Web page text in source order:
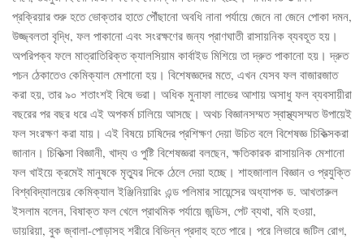
প্রক্রিয়ার শুরু হতে ভোক্তার হাতে পৌঁছানো অবধি নানা পর্যায়ে জেনে না জেনে পোকা দমন,
উজ্জ্বলতা বৃদ্ধি, ফল পাকানো এবং সংরক্ষণের জন্য প্রাণঘাতী রাসায়নিক ব্যবহূত হয়।
অপরিপক্ব ফলে মাত্রাতিরিক্ত ক্যালসিয়াম কার্বাইড মিশিয়ে তা দ্রুত পাকানো হয়। দ্রুত
পচন ঠেকাতেও কেমিক্যাল মেশানো হয়। বিশেষজ্ঞদের মতে, এখন যেসব ফল বাজারজাত
করা হয়, তার ৯০ শতাংশই বিষে ভরা। অধিক মুনাফা লাভের আশায় অসাধু ফল ব্যবসায়ীরা
বছরের পর বছর ধরে এই অপকর্ম চালিয়ে আসছে। অথচ বিজ্ঞানসম্মত স্বাস্থ্যসম্মত উপায়েই
ফল সংরক্ষণ করা যায়। এই বিষয়ে চাষিদের প্রশিক্ষণ দেয়া উচিত বলে বিশেষজ্ঞ চিকিত্সকরা
জানান। চিকিত্সা বিজ্ঞানী, খাদ্য ও পুষ্টি বিশেষজ্ঞরা বলছেন, ক্ষতিকারক রাসায়নিক মেশানো
ফল খাইয়ে ক্রমেই মানুষকে মৃত্যুর দিকে ঠেলে দেয়া হচ্ছে। শাহজালাল বিজ্ঞান ও প্রযুক্তি
বিশ্ববিদ্যালয়ের কেমিক্যাল ইঞ্জিনিয়ারিং এন্ড পলিমার সায়েন্সের অধ্যাপক ড. আখতারুল
ইসলাম বলেন, বিষাক্ত ফল খেলে প্রাথমিক পর্যায়ে জন্ডিস, পেট ব্যথা, বমি হওয়া,
ডায়রিয়া, বুক জ্বালা-পোড়াসহ শরীরে বিভিন্ন প্রদাহ হতে পারে। পরে লিভারে জটিল রোগ,